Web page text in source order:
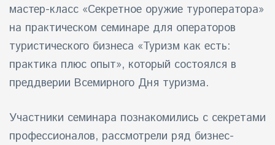
мастер-класс «Секретное оружие туроператора»
на практическом семинаре для операторов
туристического бизнеса «Туризм как есть:
практика плюс опыт», который состоялся в
преддверии Всемирного Дня туризма.
Участники семинара познакомились с секретами
профессионалов, рассмотрели ряд бизнес-